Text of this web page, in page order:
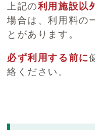
上記の利用施設以
場合は、利用料の
とがあります。
必ず利用する前に
絡ください。